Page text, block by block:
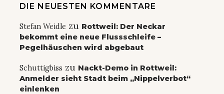
DIE NEUESTEN KOMMENTARE
Stefan Weidle zu Rottweil: Der Neckar
bekommt eine neue Flussschleife –
Pegelhäuschen wird abgebaut
Schuttigbiss zu Nackt-Demo in Rottweil:
Anmelder sieht Stadt beim „Nippelverbot“
einlenken